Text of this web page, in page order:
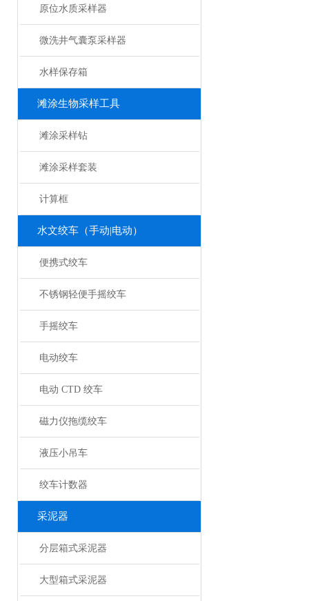
原位水质采样器
微洗井气囊泵采样器
水样保存箱
滩涂生物采样工具
滩涂采样钻
滩涂采样套装
计算框
水文绞车（手动|电动）
便携式绞车
不锈钢轻便手摇绞车
手摇绞车
电动绞车
电动 CTD 绞车
磁力仪拖缆绞车
液压小吊车
绞车计数器
采泥器
分层箱式采泥器
大型箱式采泥器